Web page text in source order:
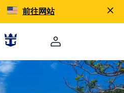
前往网站